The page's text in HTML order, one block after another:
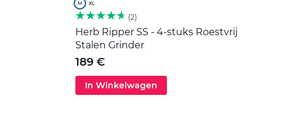
2
Herb Ripper SS - 4-stuks Roestvrij
Stalen Grinder
189 €
In Winkelwagen